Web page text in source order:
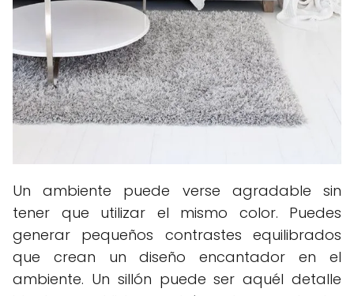
Un ambiente puede verse agradable sin
tener que utilizar el mismo color. Puedes
generar pequeños contrastes equilibrados
que crean un diseño encantador en el
ambiente. Un sillón puede ser aquél detalle